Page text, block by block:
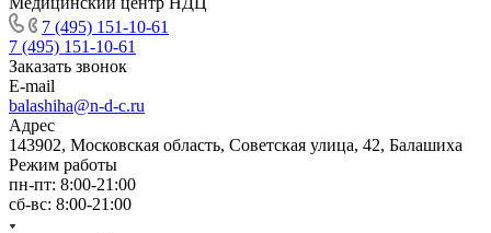
7 (495) 151-10-61
7 (495) 151-10-61
Заказать звонок
E-mail
balashiha@n-d-c.ru
Адрес
143902, Московская область, Советская улица, 42, Балашиха
Режим работы
пн-пт: 8:00-21:00
сб-вс: 8:00-21:00